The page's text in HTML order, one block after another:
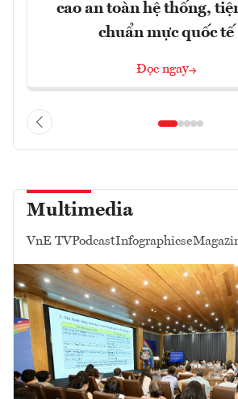
cao an toàn hệ thống,
chuẩn mực quốc tế
Đọc ngay
Multimedia
VnE TVPodcastInfographics